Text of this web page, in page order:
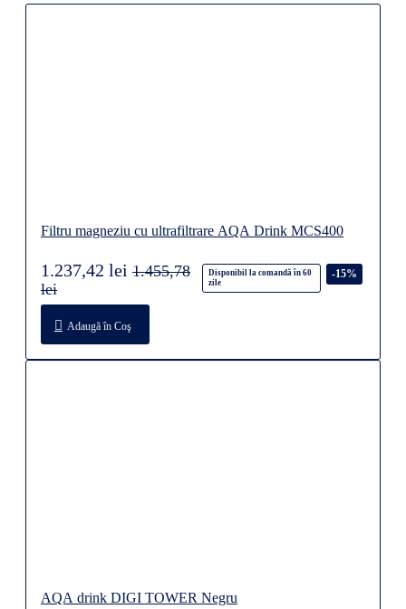
Filtru magneziu cu ultrafiltrare AQA Drink MCS400
Disponibil la comandă în 60
zile
-15%
1.237,42 lei 1.455,78
lei
Adaugă în Coş
AQA drink DIGI TOWER Negru